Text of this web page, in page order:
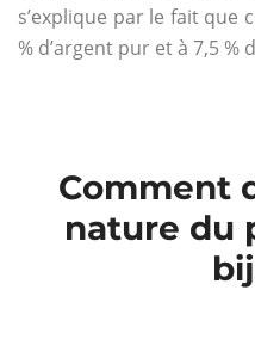
s’explique par le fait que
% d’argent pur et à 7,5
Comment
nature du